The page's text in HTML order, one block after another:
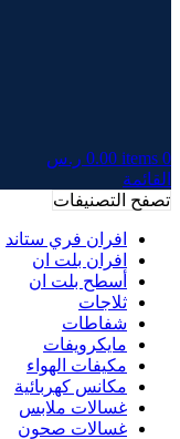
0
items
0.00 ر.س
القائمة
تصفح التصنيفات
افران فري ستاند
افران بلت ان
أسطح بلت ان
ثلاجات
شفاطات
مايكرويفات
مكيفات الهواء
مكانس كهربائية
غسالات ملابس
غسالات صحون